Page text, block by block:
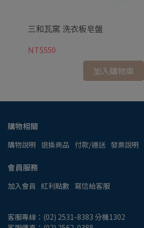
三和瓦窯 洗衣板皂盤
NT$550
加入購物車
購物相關
購物說明 退換商品 付款/運送 發票說明
會員服務
加入會員 紅利點數 寫信給客服
客服專線：(02) 2531-8383 分機1302